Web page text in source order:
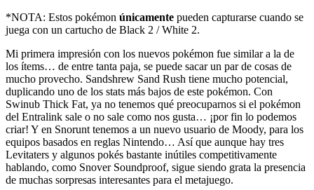
*NOTA: Estos pokémon únicamente pueden capturarse cuando se
juega con un cartucho de Black 2 / White 2.
Mi primera impresión con los nuevos pokémon fue similar a la de
los ítems… de entre tanta paja, se puede sacar un par de cosas de
mucho provecho. Sandshrew Sand Rush tiene mucho potencial,
duplicando uno de los stats más bajos de este pokémon. Con
Swinub Thick Fat, ya no tenemos qué preocuparnos si el pokémon
del Entralink sale o no sale como nos gusta… ¡por fin lo podemos
criar! Y en Snorunt tenemos a un nuevo usuario de Moody, para los
equipos basados en reglas Nintendo… Así que aunque hay tres
Levitaters y algunos pokés bastante inútiles competitivamente
hablando, como Snover Soundproof, sigue siendo grata la presencia
de muchas sorpresas interesantes para el metajuego.